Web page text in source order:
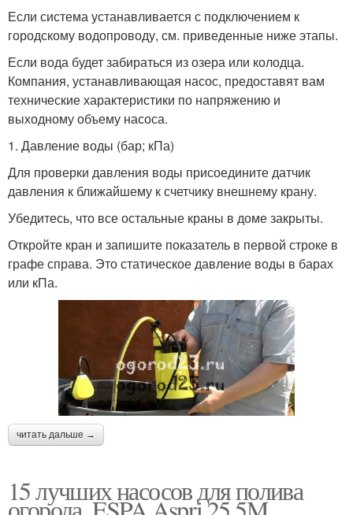
Если система устанавливается с подключением к
городскому водопроводу, см. приведенные ниже этапы.
Если вода будет забираться из озера или колодца.
Компания, устанавливающая насос, предоставят вам
технические характеристики по напряжению и
выходному объему насоса.
1. Давление воды (бар; кПа)
Для проверки давления воды присоедините датчик
давления к ближайшему к счетчику внешнему крану.
Убедитесь, что все остальные краны в доме закрыты.
Откройте кран и запишите показатель в первой строке в
графе справа. Это статическое давление воды в барах
или кПа.
читать дальше →
15 лучших насосов для полива